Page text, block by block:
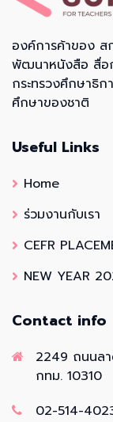
องค์การค้าของ ส
พัฒนาหนังสือ สื่อ
กระทรวงศึกษาธิ
ศึกษาของชาติ
Useful Links
Home
ร่วมงานกับเรา
CEFR
NEW YEAR
Contact info
2249 ถนนล
กทม. 10310
02-514-